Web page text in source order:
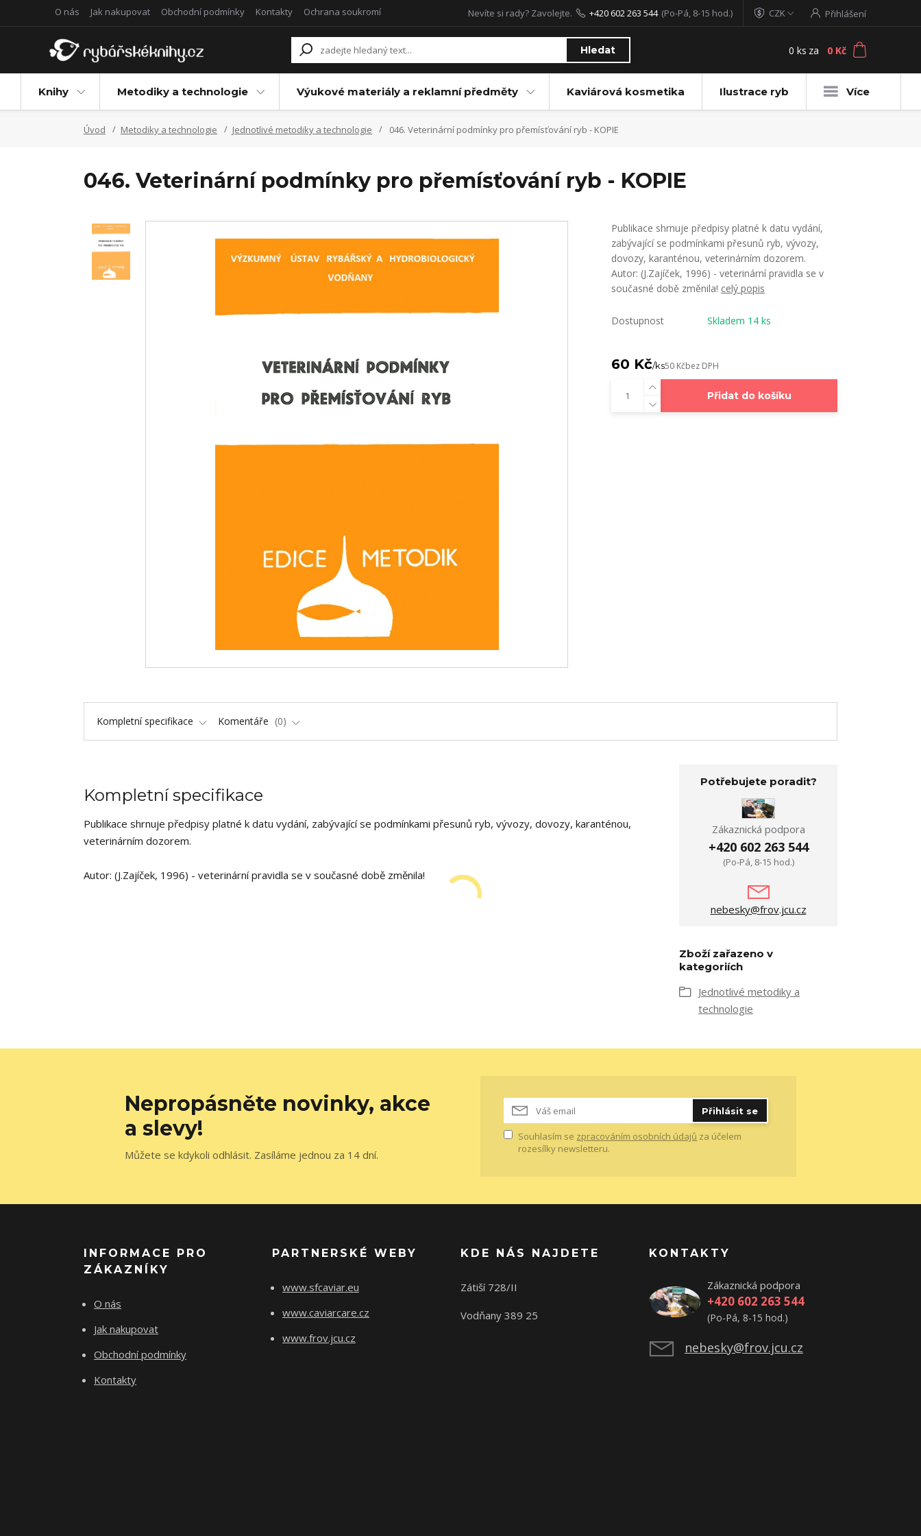
O nás Jak nakupovat Obchodní podmínky Kontakty Ochrana soukromí CZK Přihlášení
Hledat
Nevíte si rady? Zavolejte. +420 602 263 544 (Po-Pá, 8-15 hod.)
0 ks za 0 Kč
Knihy Metodiky a technologie Výukové materiály a reklamní předměty Kaviárová kosmetika Ilustrace ryb Více
Úvod Metodiky a technologie Jednotlivé metodiky a technologie 046. Veterinární podmínky pro přemísťování ryb - KOPIE
046. Veterinární podmínky pro přemísťování ryb - KOPIE
Publikace shrnuje předpisy platné k datu vydání,
zabývající se podmínkami přesunů ryb, vývozy,
dovozy, karanténou, veterinárním dozorem.
Autor: (J.Zajíček, 1996) - veterinární pravidla se v
současné době změnila! celý popis
Dostupnost Skladem 14 ks
60 Kč/ks50 Kčbez DPH
Přidat do košíku
Kompletní specifikace Komentáře 0
Kompletní specifikace
Publikace shrnuje předpisy platné k datu vydání, zabývající se podmínkami přesunů ryb, vývozy, dovozy, karanténou,
veterinárním dozorem.
Autor: (J.Zajíček, 1996) - veterinární pravidla se v současné době změnila!
Potřebujete poradit?
Zákaznická podpora
+420 602 263 544
(Po-Pá, 8-15 hod.)
nebesky@frov.jcu.cz
Zboží zařazeno v
kategoriích
Jednotlivé metodiky a
technologie
Nepropásněte novinky, akce
a slevy!
Můžete se kdykoli odhlásit. Zasíláme jednou za 14 dní.
Přihlásit se
Souhlasím se zpracováním osobních údajů za účelem
rozesílky newsletteru.
INFORMACE PRO
ZÁKAZNÍKY
O nás
Jak nakupovat
Obchodní podmínky
Kontakty
PARTNERSKÉ WEBY
www.sfcaviar.eu
www.caviarcare.cz
www.frov.jcu.cz
KDE NÁS NAJDETE
Zátiší 728/II
Vodňany 389 25
KONTAKTY
Zákaznická podpora
+420 602 263 544
(Po-Pá, 8-15 hod.)
nebesky@frov.jcu.cz